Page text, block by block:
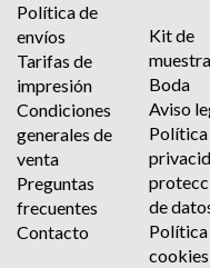
Política de
envíos
Tarifas de
impresión
Condiciones
generales de
venta
Preguntas
frecuentes
Contacto
Kit de
Boda
Aviso
Política
de
Política
cookies